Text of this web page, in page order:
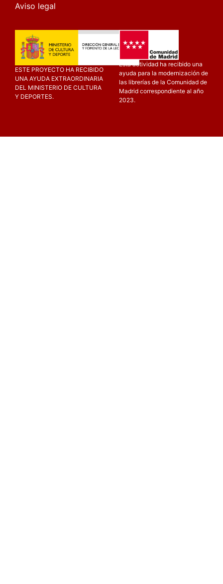
Aviso legal
ESTE PROYECTO HA RECIBIDO
UNA AYUDA EXTRAORDINARIA
DEL MINISTERIO DE CULTURA
Y DEPORTES.
Esta actividad ha recibido una
ayuda para la modernización de
las librerías de la Comunidad de
Madrid correspondiente al año
2023.